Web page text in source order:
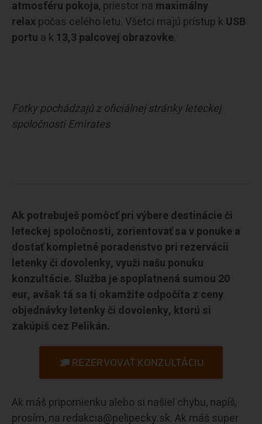
atmosféru pokoja, priestor na maximálny
relaxpočas celého letu. Všetci majú prístup k USB
portu a k 13,3 palcovej obrazovke.
Fotky pochádzajú z oficiálnej stránky leteckej
spoločnosti Emirates
Ak potrebuješ pomôcť pri výbere destinácie či
leteckej spoločnosti, zorientovať sa v ponuke a
dostať kompletné poradenstvo pri rezervácii
letenky či dovolenky, využi našu ponuku
konzultácie. Služba je spoplatnená sumou 20
eur, avšak tá sa ti okamžite odpočíta z ceny
objednávky letenky či dovolenky, ktorú si
zakúpiš cez Pelikán.
REZERVOVAŤ KONZULTÁCIU
Ak máš pripomienku alebo si našiel chybu, napíš,
prosím, na redakcia@pelipecky.sk. Ak máš super